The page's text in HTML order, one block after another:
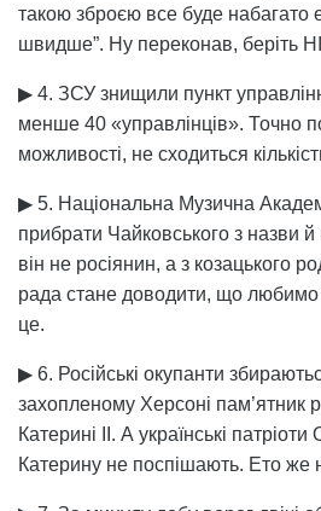
такою зброєю все буде набагато
швидше”. Ну переконав, беріть
▶ 4. ЗСУ знищили пункт
менше 40 «управлінців». Точно
можливості, не сходиться
▶ 5. Національна Музична
прибрати Чайковського з назви
він не росіянин, а з козацького
рада стане доводити, що любимо
це.
▶ 6. Російські окупанти
захопленому Херсоні пам’ятник
Катерині ІІ. А українські
Катерину не поспішають. Ето же